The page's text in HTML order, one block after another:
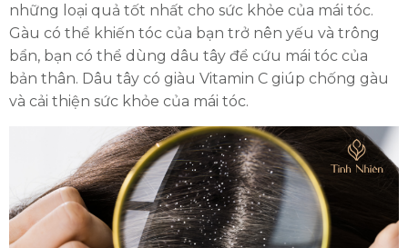
những loại quả tốt nhất cho sức khỏe của mái tóc.
Gàu có thể khiến tóc của bạn trở nên yếu và trông
bẩn, bạn có thể dùng dâu tây để cứu mái tóc của
bản thân. Dâu tây có giàu Vitamin C giúp chống gàu
và cải thiện sức khỏe của mái tóc.